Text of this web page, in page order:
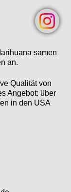
samen
an.
Qualität von
Angebot: über
in den USA